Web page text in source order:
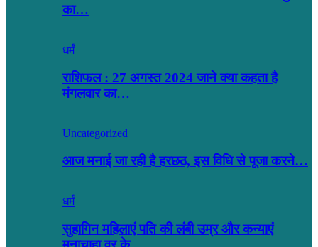
का…
धर्मं
राशिफल : 27 अगस्त 2024 जाने क्या कहता है
मंगलवार का…
Uncategorized
आज मनाई जा रही है हरछठ, इस विधि से पूजा करने…
धर्मं
सुहागिन महिलाएं पति की लंबी उम्र और कन्याएं